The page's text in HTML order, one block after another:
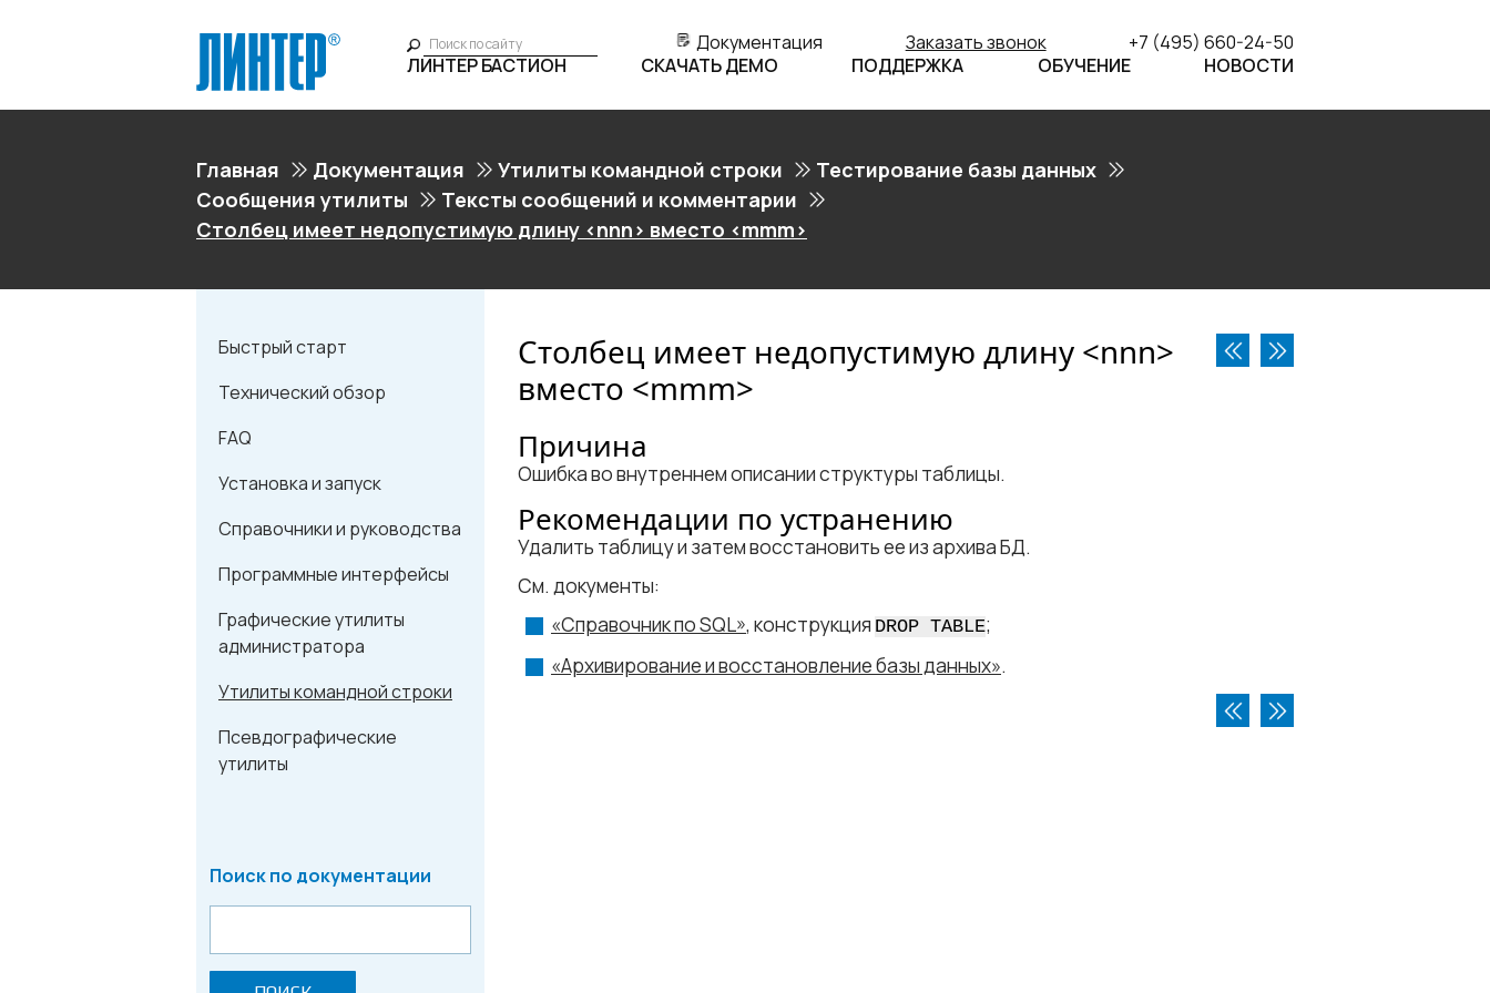
Документация Заказать звонок
+7 (495) 660-24-50
ЛИНТЕР БАСТИОН
СКАЧАТЬ ДЕМО ПОДДЕРЖКА ОБУЧЕНИЕ НОВОСТИ
Главная Документация Утилиты командной строки
Тестирование базы данных
Сообщения утилиты
Тексты сообщений и комментарии
Столбец имеет недопустимую длину <nnn> вместо <mmm>
Быстрый старт
Технический обзор
FAQ
Установка и запуск
Справочники и руководства
Программные интерфейсы
Графические утилиты
администратора
Утилиты командной строки
Псевдографические
утилиты
Поиск по документации
Столбец имеет недопустимую длину <​nnn​>
вместо <​mmm​>
Причина
Ошибка во внутреннем описании структуры таблицы.
Рекомендации по устранению
Удалить таблицу и затем восстановить ее из архива БД.
См. документы:
«Справочник по SQL», конструкция DROP TABLE;
«Архивирование и восстановление базы данных».